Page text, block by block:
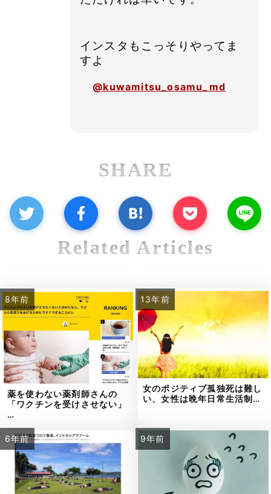
インスタもこっそりやってま
すよ
@kuwamitsu_osamu_md
SHARE
Related Articles
8年前
薬を使わない薬剤師さんの
「ワクチンを受けさせない」
…
13年前
女のポジティブ孤独死は難し
い、女性は晩年日常生活制…
6年前 9年前